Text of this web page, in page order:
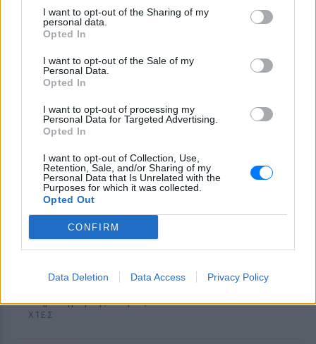
I want to opt-out of the Sharing of my
personal data.
Opted In
I want to opt-out of the Sale of my
Personal Data.
Opted In
I want to opt-out of processing my
Personal Data for Targeted Advertising.
Opted In
I want to opt-out of Collection, Use,
Retention, Sale, and/or Sharing of my
Personal Data that Is Unrelated with the
Purposes for which it was collected.
Opted Out
CONFIRM
Data Deletion Data Access Privacy Policy
τις φήμες χωρισμού με τον
Ιωαννίδη: «Διασταυρώστε
ΧΤΕΣ
κυκλοφορούν για την ερωτική της ζωή
Το μαροκινό χωριό που έγινε Τροία για τον
Nolan, Yunkai για το Game of Thrones και
σκηνικό για το βίντεο κλιπ ... της Βανδή
Από το «Lawrence of Arabia» και το Game of Thrones μέχρι
την «Οδύσσεια» του Christopher Nolan, το οχυρωμένο χωριό
κινηματογραφικής ιστορίας
ΧΤΕΣ